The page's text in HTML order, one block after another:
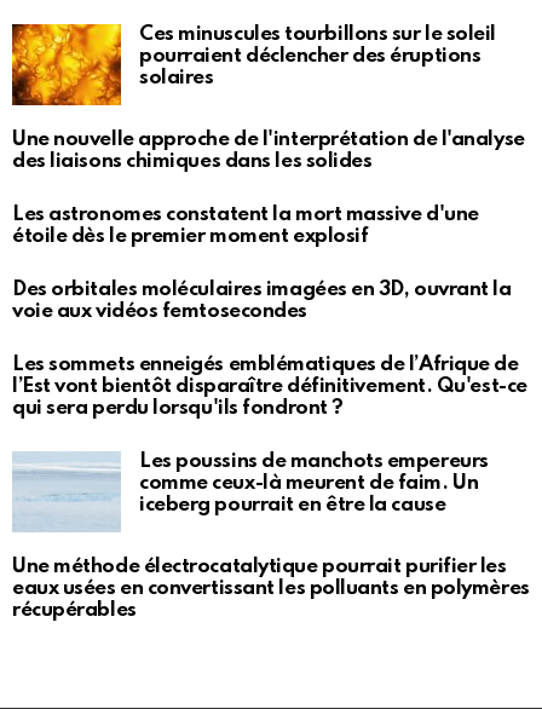
Ces minuscules tourbillons sur le soleil
pourraient déclencher des éruptions
solaires
Une nouvelle approche de l'interprétation de l'analyse
des liaisons chimiques dans les solides
Les astronomes constatent la mort massive d'une
étoile dès le premier moment explosif
Des orbitales moléculaires imagées en 3D, ouvrant la
voie aux vidéos femtosecondes
Les sommets enneigés emblématiques de l’Afrique de
l’Est vont bientôt disparaître définitivement. Qu'est-ce
qui sera perdu lorsqu'ils fondront ?
Les poussins de manchots empereurs
comme ceux-là meurent de faim. Un
iceberg pourrait en être la cause
Une méthode électrocatalytique pourrait purifier les
eaux usées en convertissant les polluants en polymères
récupérables